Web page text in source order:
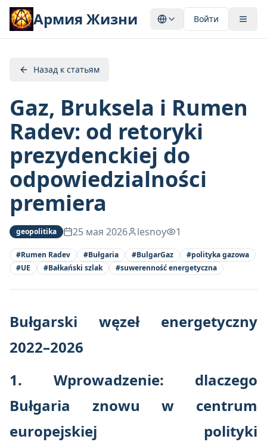
Армия Жизни Войти
Назад к статьям
Gaz, Bruksela i Rumen
Radev: od retoryki
prezydenckiej do
odpowiedzialności
premiera
geopolitika 25 мая 2026 lesnoy 1
#Rumen Radev #Bułgaria #BulgarGaz #polityka gazowa
#UE #Bałkański szlak #suwerenność energetyczna
Bułgarski węzeł energetyczny
2022–2026
1. Wprowadzenie: dlaczego
Bułgaria znowu w centrum
europejskiej polityki